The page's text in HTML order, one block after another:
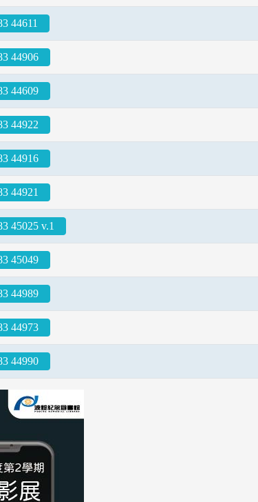
44611
44906
44609
44922
44916
44921
45025 v.1
45049
44989
44973
44990